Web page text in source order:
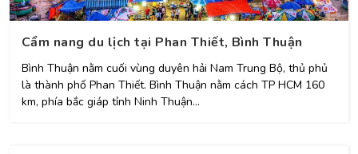
Cẩm nang du lịch tại Phan Thiết, Bình Thuận
Bình Thuận nằm cuối vùng duyên hải Nam Trung Bộ, thủ phủ
là thành phố Phan Thiết. Bình Thuận nằm cách TP HCM 160
km, phía bắc giáp tỉnh Ninh Thuận...